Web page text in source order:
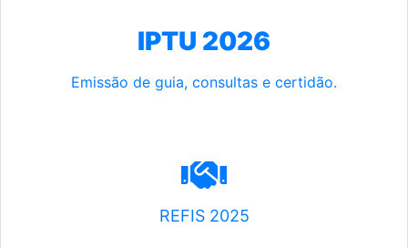
IPTU 2026
Emissão de guia, consultas e certidão.
REFIS 2025